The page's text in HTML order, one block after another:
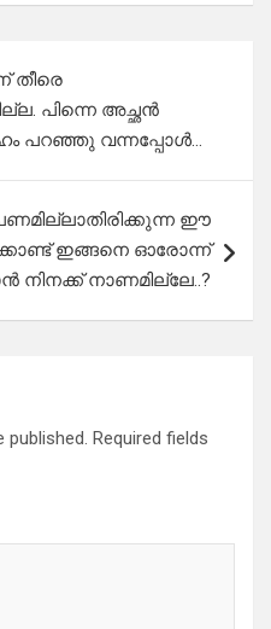
തീരെ
പിന്നെ അച്ഛൻ
പറഞ്ഞു വന്നപ്പോൾ…
ഈ
ഇങ്ങനെ ഓരോന്ന്
നിനക്ക് നാണമില്ലേ..?
published. Required fields